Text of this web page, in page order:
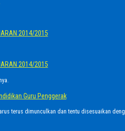
2014/2015
2014/2015
Guru Penggerak
terus dimunculkan dan tentu disesuaikan